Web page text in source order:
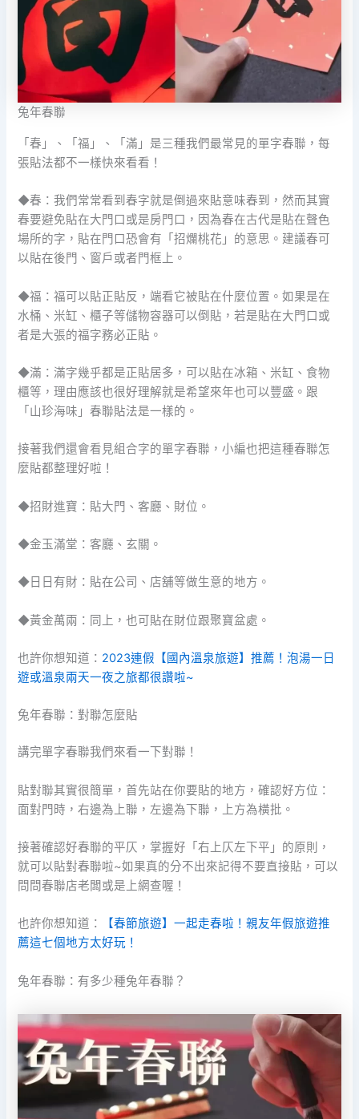
兔年春聯
「春」、「福」、「滿」是三種我們最常見的單字春聯，每
張貼法都不一樣快來看看！
◆春：我們常常看到春字就是倒過來貼意味春到，然而其實
春要避免貼在大門口或是房門口，因為春在古代是貼在聲色
場所的字，貼在門口恐會有「招爛桃花」的意思。建議春可
以貼在後門、窗戶或者門框上。
◆福：福可以貼正貼反，端看它被貼在什麼位置。如果是在
水桶、米缸、櫃子等儲物容器可以倒貼，若是貼在大門口或
者是大張的福字務必正貼。
◆滿：滿字幾乎都是正貼居多，可以貼在冰箱、米缸、食物
櫃等，理由應該也很好理解就是希望來年也可以豐盛。跟
「山珍海味」春聯貼法是一樣的。
接著我們還會看見組合字的單字春聯，小編也把這種春聯怎
麼貼都整理好啦！
◆招財進寶：貼大門、客廳、財位。
◆金玉滿堂：客廳、玄關。
◆日日有財：貼在公司、店舖等做生意的地方。
◆黃金萬兩：同上，也可貼在財位跟聚寶盆處。
也許你想知道： 2023連假【國內溫泉旅遊】推薦！泡湯一日
遊或溫泉兩天一夜之旅都很讚啦~
兔年春聯：對聯怎麼貼
講完單字春聯我們來看一下對聯！
貼對聯其實很簡單，首先站在你要貼的地方，確認好方位：
面對門時，右邊為上聯，左邊為下聯，上方為橫批。
接著確認好春聯的平仄，掌握好「右上仄左下平」的原則，
就可以貼對春聯啦~如果真的分不出來記得不要直接貼，可以
問問春聯店老闆或是上網查喔！
也許你想知道：
【春節旅遊】一起走春啦！親友年假旅遊推
薦這七個地方太好玩！
兔年春聯：有多少種兔年春聯？